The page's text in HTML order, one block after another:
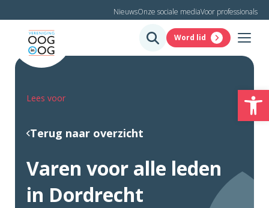
NieuwsOnze sociale mediaVoor professionals
Word lid
Lees voor
Terug naar overzicht
Varen voor alle leden
in Dordrecht